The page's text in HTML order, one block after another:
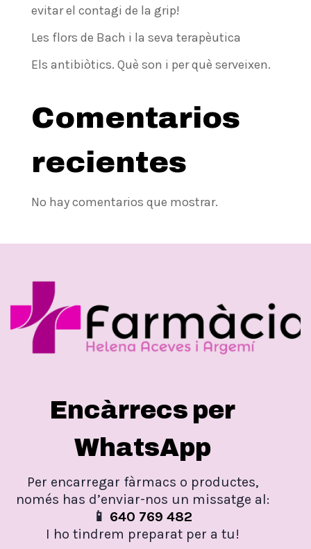
evitar el contagi de la grip!
Les flors de Bach i la seva terapèutica
Els antibiòtics. Què son i per què serveixen.
Comentarios
recientes
No hay comentarios que mostrar.
Encàrrecs per
WhatsApp
Per encarregar fàrmacs o productes,
només has d’enviar-nos un missatge al:
📱 640 769 482
I ho tindrem preparat per a tu!